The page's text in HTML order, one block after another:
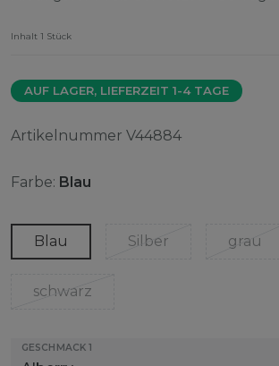
Inhalt 1 Stück
AUF LAGER, LIEFERZEIT 1-4 TAGE
Artikelnummer V44884
Farbe: Blau
Blau Silber grau
schwarz
GESCHMACK 1